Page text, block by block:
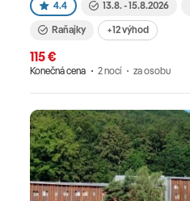
4.4 13.8. - 15.8.2026
Raňajky +12 výhod
115 €
Konečná cena 2 nocí za osobu